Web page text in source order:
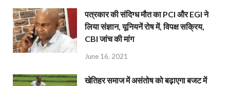
पत्रकार की संदिग्ध मौत का PCI और EGI ने
लिया संज्ञान, यूनियनें रोष में, विपक्ष सक्रिय,
CBI जांच की मांग
June 16, 2021
खेतिहर समाज में असंतोष को बढ़ाएगा बजट में